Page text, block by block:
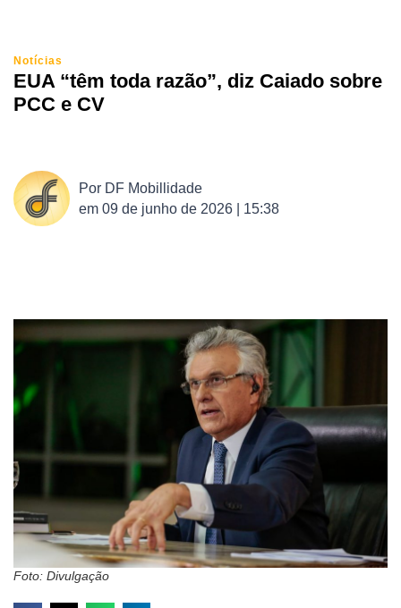
Notícias
EUA “têm toda razão”, diz Caiado sobre
PCC e CV
Por DF Mobillidade
em 09 de junho de 2026 | 15:38
Foto: Divulgação